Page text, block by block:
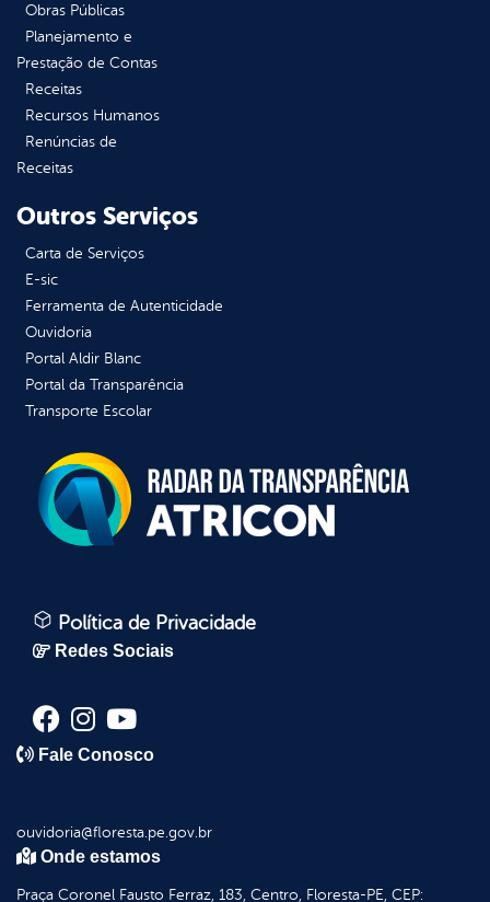
Obras Públicas
Planejamento e
Prestação de Contas
Receitas
Recursos Humanos
Renúncias de
Receitas
Outros Serviços
Carta de Serviços
E-sic
Ferramenta de Autenticidade
Ouvidoria
Portal Aldir Blanc
Portal da Transparência
Transporte Escolar
Política de Privacidade
Redes Sociais
Fale Conosco
ouvidoria@floresta.pe.gov.br
Onde estamos
Praça Coronel Fausto Ferraz, 183, Centro, Floresta-PE, CEP: